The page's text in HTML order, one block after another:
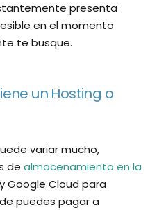
presenta
en el momento
te busque.
un Hosting o
variar mucho,
de almacenamiento en la
Google Cloud para
puedes pagar a